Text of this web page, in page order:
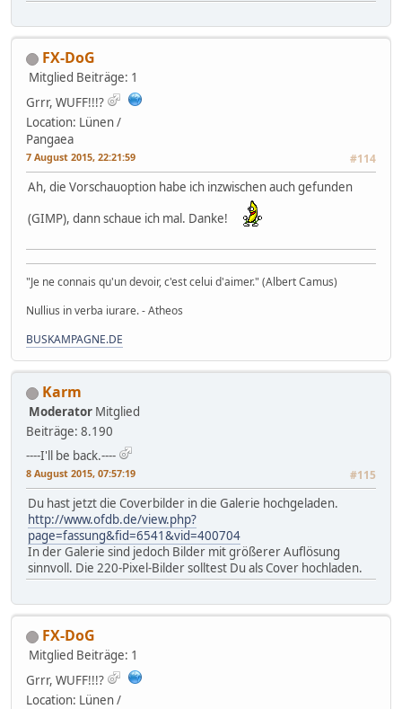
FX-DoG
Mitglied Beiträge: 1
Grrr, WUFF!!!?
Location: Lünen /
Pangaea
7 August 2015, 22:21:59 #114
Ah, die Vorschauoption habe ich inzwischen auch gefunden
(GIMP), dann schaue ich mal. Danke!
"Je ne connais qu'un devoir, c'est celui d'aimer." (Albert Camus)
Nullius in verba iurare. - Atheos
BUSKAMPAGNE.DE
Karm
Moderator Mitglied
Beiträge: 8.190
----I'll be back.----
8 August 2015, 07:57:19 #115
Du hast jetzt die Coverbilder in die Galerie hochgeladen.
http://www.ofdb.de/view.php?
page=fassung&fid=6541&vid=400704
In der Galerie sind jedoch Bilder mit größerer Auflösung
sinnvoll. Die 220-Pixel-Bilder solltest Du als Cover hochladen.
FX-DoG
Mitglied Beiträge: 1
Grrr, WUFF!!!?
Location: Lünen /